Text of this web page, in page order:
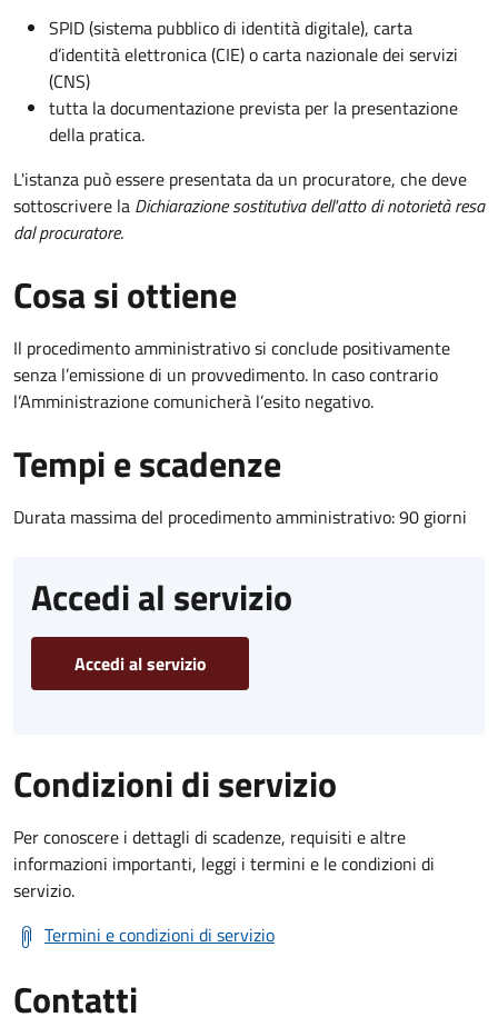
SPID (sistema pubblico di identità digitale), carta
d’identità elettronica (CIE) o carta nazionale dei servizi
(CNS)
tutta la documentazione prevista per la presentazione
della pratica.
L'istanza può essere presentata da un procuratore, che deve
sottoscrivere la Dichiarazione sostitutiva dell'atto di notorietà resa
dal procuratore.
Cosa si ottiene
Il procedimento amministrativo si conclude positivamente
senza l’emissione di un provvedimento. In caso contrario
l’Amministrazione comunicherà l’esito negativo.
Tempi e scadenze
Durata massima del procedimento amministrativo: 90 giorni
Accedi al servizio
Accedi al servizio
Condizioni di servizio
Per conoscere i dettagli di scadenze, requisiti e altre
informazioni importanti, leggi i termini e le condizioni di
servizio.
Termini e condizioni di servizio
Contatti